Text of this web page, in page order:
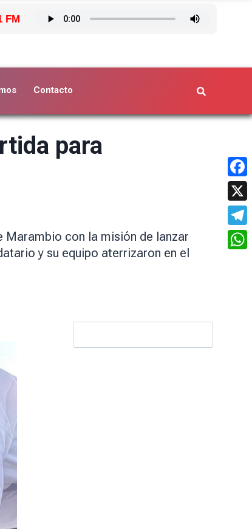
FM
Contacto
para
con la misión de lanzar
y su equipo aterrizaron en el
X